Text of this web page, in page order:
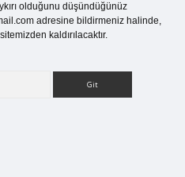
olduğunu düşündüğünüz
adresine bildirmeniz halinde,
kaldırılacaktır.